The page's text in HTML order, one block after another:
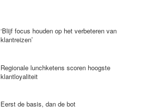
‘Blijf focus houden op het verbeteren van
klantreizen’
Regionale lunchketens scoren hoogste
klantloyaliteit
Eerst de basis, dan de bot